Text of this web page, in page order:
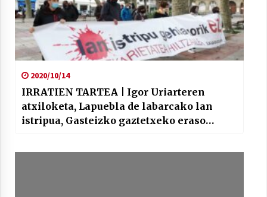
2020/10/14
IRRATIEN TARTEA | Igor Uriarteren
atxiloketa, Lapuebla de labarcako lan
istripua, Gasteizko gaztetxeko eraso
Urriaren 12ko protestak